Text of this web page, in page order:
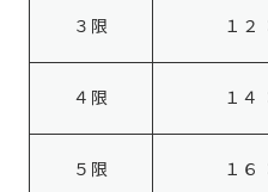
３限 １２
４限 １４
５限 １６